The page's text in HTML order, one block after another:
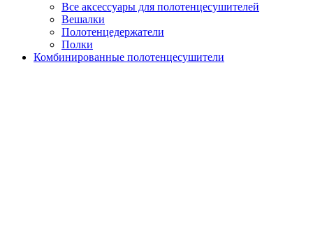
Все аксессуары для полотенцесушителей
Вешалки
Полотенцедержатели
Полки
Комбинированные полотенцесушители